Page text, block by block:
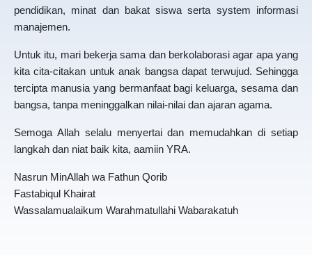
pendidikan, minat dan bakat siswa serta system informasi
manajemen.
Untuk itu, mari bekerja sama dan berkolaborasi agar apa yang
kita cita-citakan untuk anak bangsa dapat terwujud. Sehingga
tercipta manusia yang bermanfaat bagi keluarga, sesama dan
bangsa, tanpa meninggalkan nilai-nilai dan ajaran agama.
Semoga Allah selalu menyertai dan memudahkan di setiap
langkah dan niat baik kita, aamiin YRA.
Nasrun MinAllah wa Fathun Qorib
Fastabiqul Khairat
Wassalamualaikum Warahmatullahi Wabarakatuh